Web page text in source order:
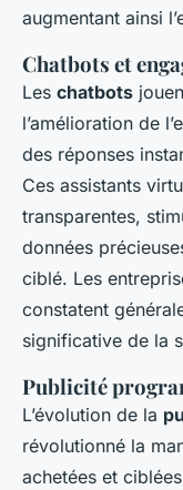
augmentant ainsi
Chatbots et
Les chatbots
l’amélioration de
des réponses
Ces assistants
transparentes,
données
ciblé. Les
constatent
significative de la
Publicité
L’évolution de la
révolutionné la
achetées et